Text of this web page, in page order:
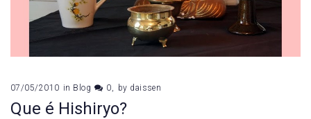
07/05/2010 in Blog 0 by daissen
Que é Hishiryo?